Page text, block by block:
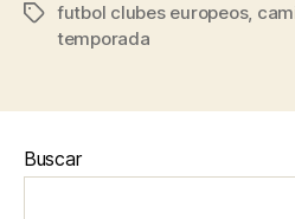
Etiquetas
futbol clubes europeos,
temporada
Buscar